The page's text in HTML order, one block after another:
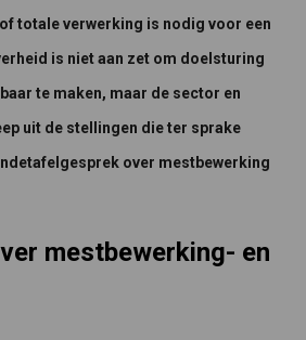
totale verwerking is nodig voor een
is niet aan zet om doelsturing
te maken, maar de sector en
uit de stellingen die ter sprake
over mestbewerking
mestbewerking- en